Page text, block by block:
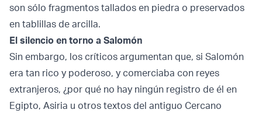
son sólo fragmentos tallados en piedra o preservados
en tablillas de arcilla.
El silencio en torno a Salomón
Sin embargo, los críticos argumentan que, si Salomón
era tan rico y poderoso, y comerciaba con reyes
extranjeros, ¿por qué no hay ningún registro de él en
Egipto, Asiria u otros textos del antiguo Cercano